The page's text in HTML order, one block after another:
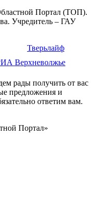
Портал (ТОП).
Учредитель – ГАУ
Тверьлайф
Верхневолжье
рады получить от вас
предложения и
ответим вам.
Портал»